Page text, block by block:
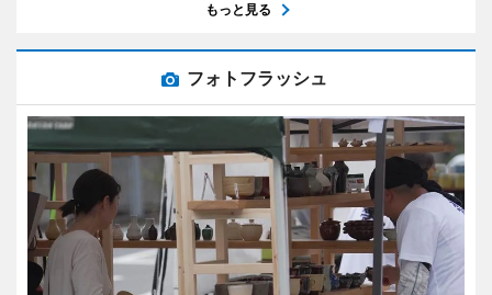
もっと見る
フォトフラッシュ